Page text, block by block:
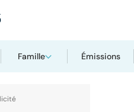
Famille Émissions